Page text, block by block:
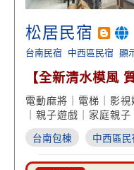
松居民宿
台南民宿 中西區民宿 顯
【全新清水模風
體包棟】
電動麻將｜電梯｜影
｜親子遊戲｜家庭親
台南包棟 中西區民